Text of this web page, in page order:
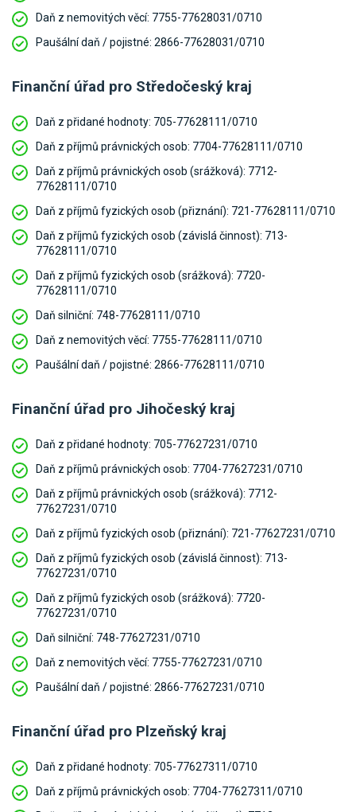
Daň z nemovitých věcí: 7755-77628031/0710
Paušální daň / pojistné: 2866-77628031/0710
Finanční úřad pro Středočeský kraj
Daň z přidané hodnoty: 705-77628111/0710
Daň z příjmů právnických osob: 7704-77628111/0710
Daň z příjmů právnických osob (srážková): 7712-
77628111/0710
Daň z příjmů fyzických osob (přiznání): 721-77628111/0710
Daň z příjmů fyzických osob (závislá činnost): 713-
77628111/0710
Daň z příjmů fyzických osob (srážková): 7720-
77628111/0710
Daň silniční: 748-77628111/0710
Daň z nemovitých věcí: 7755-77628111/0710
Paušální daň / pojistné: 2866-77628111/0710
Finanční úřad pro Jihočeský kraj
Daň z přidané hodnoty: 705-77627231/0710
Daň z příjmů právnických osob: 7704-77627231/0710
Daň z příjmů právnických osob (srážková): 7712-
77627231/0710
Daň z příjmů fyzických osob (přiznání): 721-77627231/0710
Daň z příjmů fyzických osob (závislá činnost): 713-
77627231/0710
Daň z příjmů fyzických osob (srážková): 7720-
77627231/0710
Daň silniční: 748-77627231/0710
Daň z nemovitých věcí: 7755-77627231/0710
Paušální daň / pojistné: 2866-77627231/0710
Finanční úřad pro Plzeňský kraj
Daň z přidané hodnoty: 705-77627311/0710
Daň z příjmů právnických osob: 7704-77627311/0710